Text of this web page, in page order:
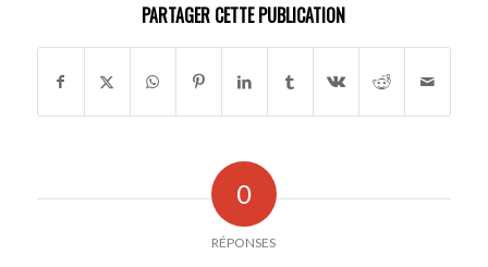
PARTAGER CETTE PUBLICATION
0
RÉPONSES